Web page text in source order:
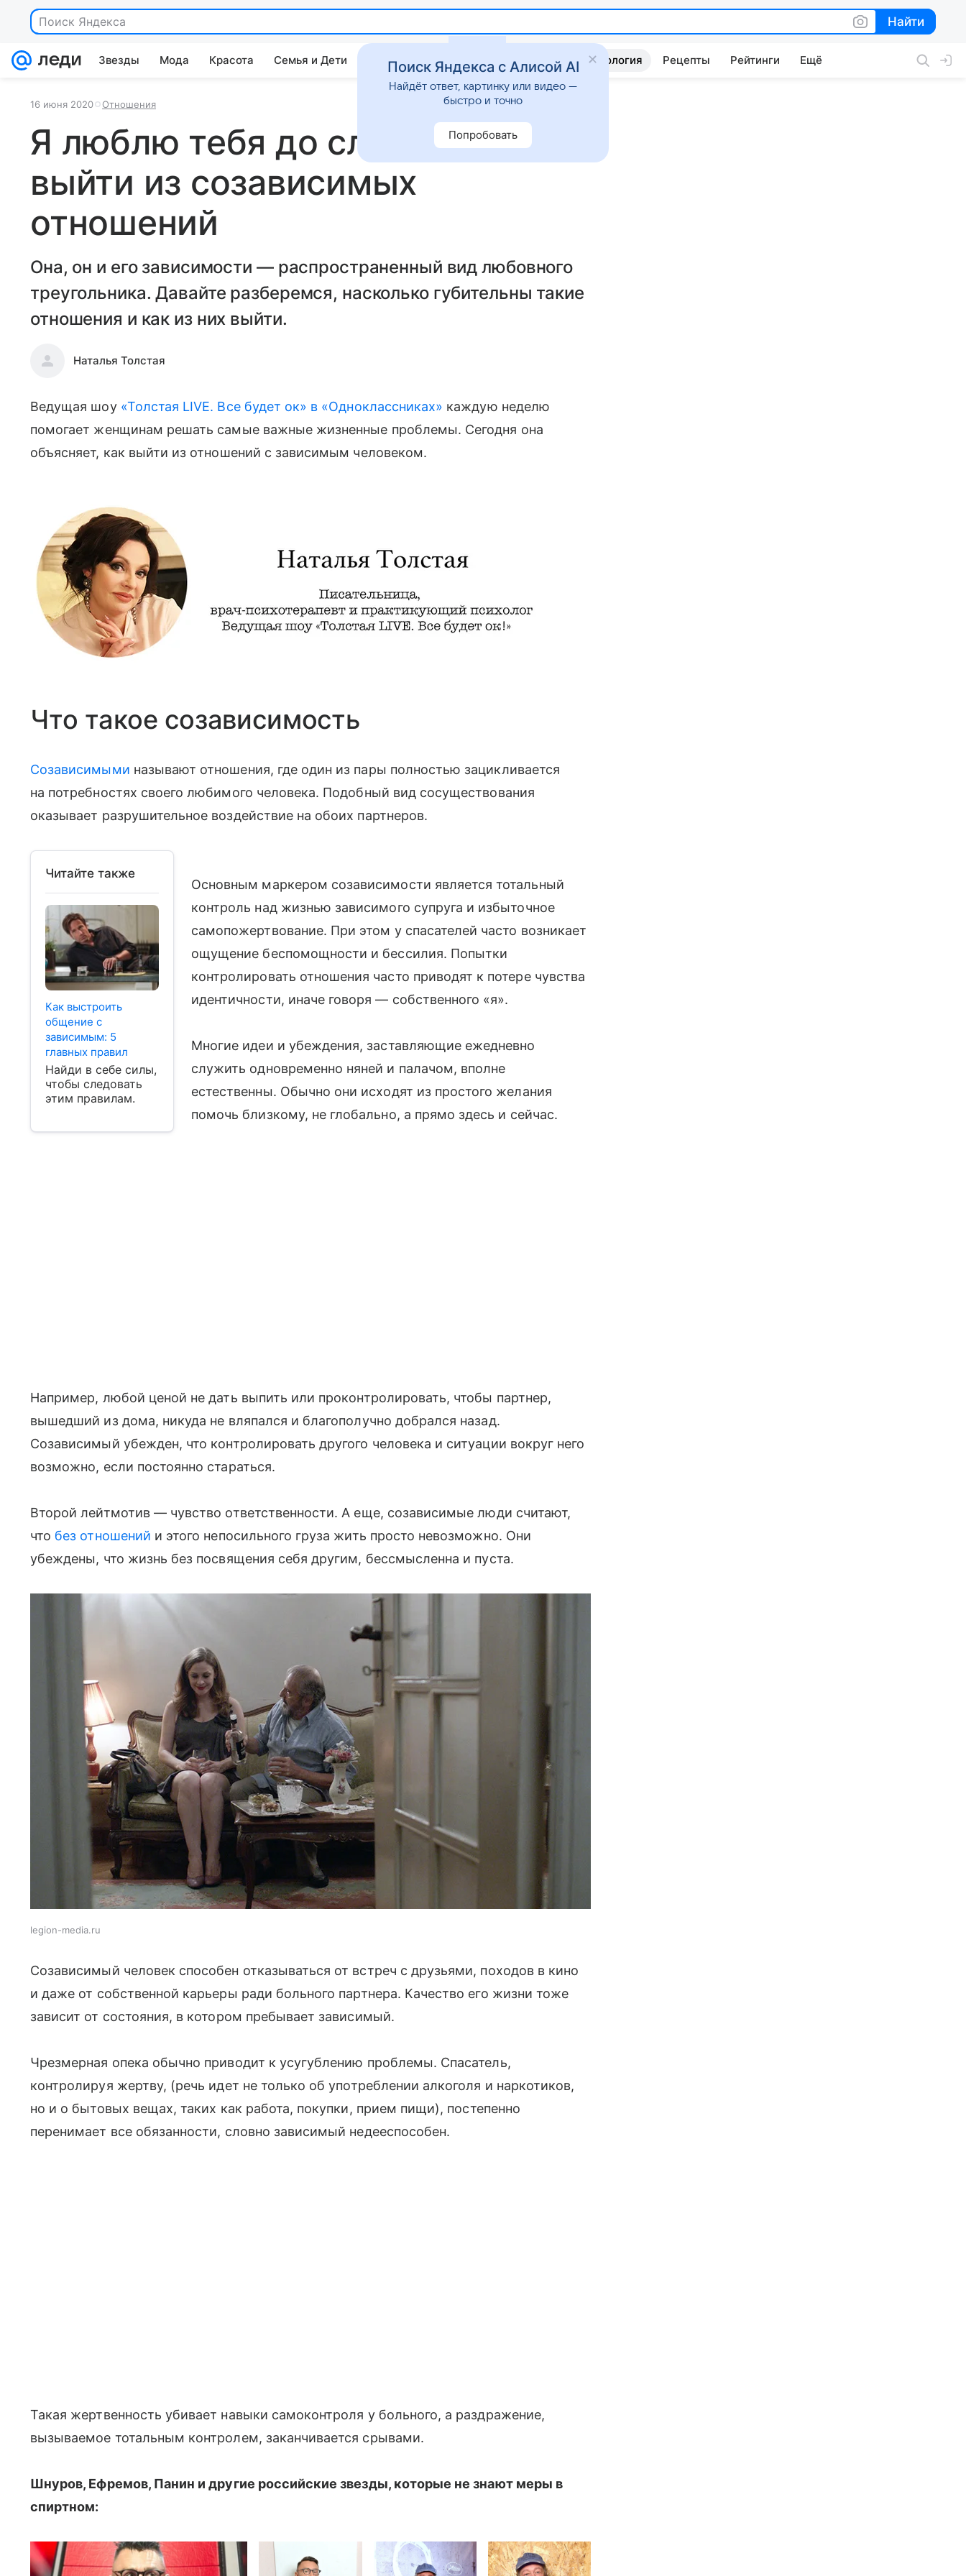
Поиск Яндекса Найти
Найти
Звезды Мода Красота Семья и Дети Дом Гороскопы Стиль жизни Психология Рецепты Рейтинги Ещё
16 июня 2020 Отношения
Я люблю тебя до слез: как
выйти из созависимых
отношений
Она, он и его зависимости — распространенный вид любовного
треугольника. Давайте разберемся, насколько губительны такие
отношения и как из них выйти.
Наталья Толстая
Ведущая шоу «Толстая LIVE. Все будет ок» в «Одноклассниках» каждую неделю
помогает женщинам решать самые важные жизненные проблемы. Сегодня она
объясняет, как выйти из отношений с зависимым человеком.
Что такое созависимость
Созависимыми называют отношения, где один из пары полностью зацикливается
на потребностях своего любимого человека. Подобный вид сосуществования
оказывает разрушительное воздействие на обоих партнеров.
Читайте также
Как выстроить
общение с
зависимым: 5
главных правил
Найди в себе силы,
чтобы следовать
этим правилам.
Основным маркером созависимости является тотальный
контроль над жизнью зависимого супруга и избыточное
самопожертвование. При этом у спасателей часто возникает
ощущение беспомощности и бессилия. Попытки
контролировать отношения часто приводят к потере чувства
идентичности, иначе говоря — собственного «я».
Многие идеи и убеждения, заставляющие ежедневно
служить одновременно няней и палачом, вполне
естественны. Обычно они исходят из простого желания
помочь близкому, не глобально, а прямо здесь и сейчас.
Например, любой ценой не дать выпить или проконтролировать, чтобы партнер,
вышедший из дома, никуда не вляпался и благополучно добрался назад.
Созависимый убежден, что контролировать другого человека и ситуации вокруг него
возможно, если постоянно стараться.
Второй лейтмотив — чувство ответственности. А еще, созависимые люди считают,
что без отношении ̆ и этого непосильного груза жить просто невозможно. Они
убеждены, что жизнь без посвящения себя другим, бессмысленна и пуста.
legion-media.ru
Созависимый человек способен отказываться от встреч с друзьями, походов в кино
и даже от собственной карьеры ради больного партнера. Качество его жизни тоже
зависит от состояния, в котором пребывает зависимый.
Чрезмерная опека обычно приводит к усугублению проблемы. Спасатель,
контролируя жертву, (речь идет не только об употреблении алкоголя и наркотиков,
но и о бытовых вещах, таких как работа, покупки, прием пищи), постепенно
перенимает все обязанности, словно зависимый недееспособен.
Такая жертвенность убивает навыки самоконтроля у больного, а раздражение,
вызываемое тотальным контролем, заканчивается срывами.
Шнуров, Ефремов, Панин и другие российские звезды, которые не знают меры в
спиртном:
Поиск Яндекса с Алисой AI
Найдёт ответ, картинку или видео —
быстро и точно
Попробовать